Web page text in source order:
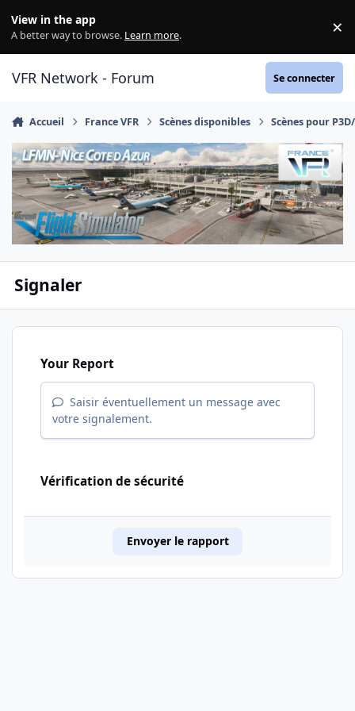
View in the app
A better way to browse. Learn more. ×
VFR Network - Forum Se connecter
Accueil France VFR Scènes disponibles Scènes pour
Signaler
Your Report
Saisir éventuellement un message avec
votre signalement.
Vérification de sécurité
Envoyer le rapport